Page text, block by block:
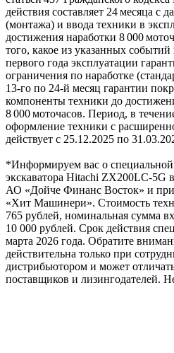
действия составляет 24 месяца с
(монтажа) и ввода техники в
достижения наработки 8 000
того, какое из указанных
первого года эксплуатации
ограничения по наработке
13‑го по 24‑й месяц гарантии
компоненты техники до
8 000 моточасов. Период, в
оформление техники с
действует с 25.12.2025 по
*Информируем вас о
экскаватора Hitachi ZX200LC-5G
АО «Дойче Финанс Восток» и
«Хит Машинери». Стоимость
765 рублей, номинальная сумма
10 000 рублей. Срок действия
марта 2026 года. Обратите
действительна только при
дистрибьютором и может
поставщиков и лизингодателей.